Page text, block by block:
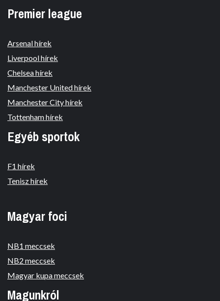
Premier league
Arsenal hírek
Liverpool hírek
Chelsea hírek
Manchester United hírek
Manchester City hírek
Tottenham hírek
Egyéb sportok
F1 hírek
Tenisz hírek
Magyar foci
NB1 meccsek
NB2 meccsek
Magyar kupa meccsek
Magunkról